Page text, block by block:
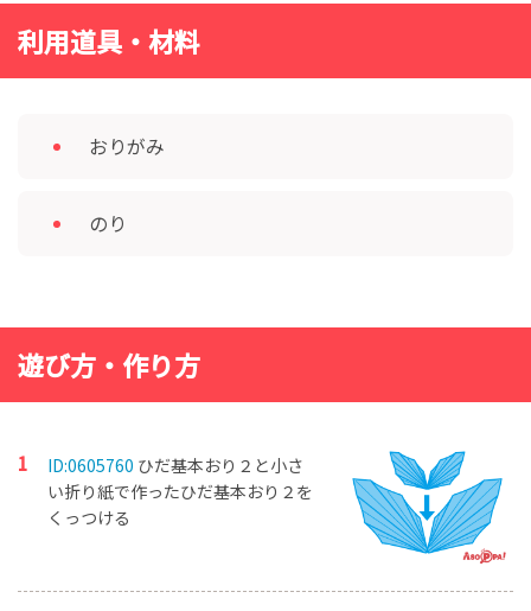
利用道具・材料
おりがみ
のり
遊び方・作り方
ID:0605760 ひだ基本おり２と小さ
い折り紙で作ったひだ基本おり２を
くっつける